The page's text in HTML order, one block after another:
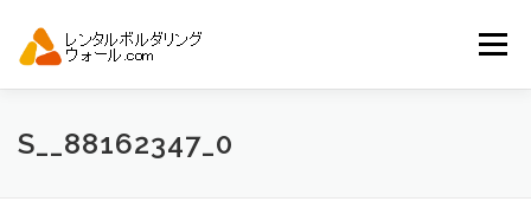
メニュー
トップ 自動見積り
S__88162347_0